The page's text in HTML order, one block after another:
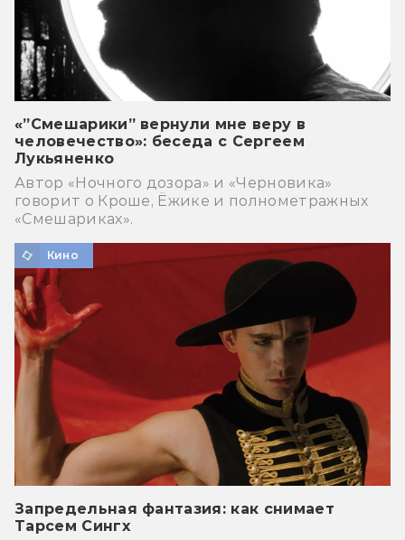
«”Смешарики” вернули мне веру в
человечество»: беседа с Сергеем
Лукьяненко
Автор «Ночного дозора» и «Черновика»
говорит о Кроше, Ёжике и полнометражных
«Смешариках».
Кино
Запредельная фантазия: как снимает
Тарсем Сингх